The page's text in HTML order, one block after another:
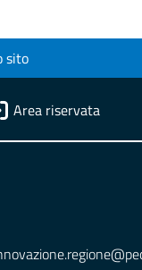
sito
Area riservata